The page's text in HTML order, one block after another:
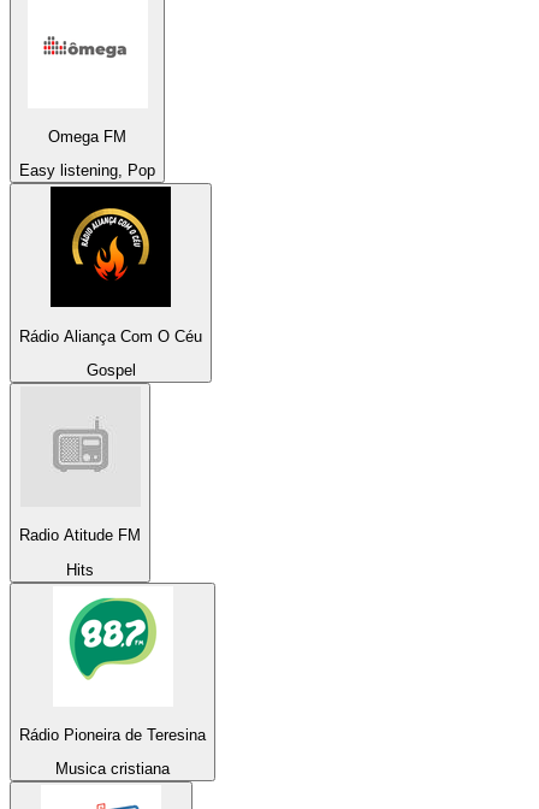
Omega FM
Easy listening, Pop
Rádio Aliança Com O Céu
Gospel
Radio Atitude FM
Hits
Rádio Pioneira de Teresina
Musica cristiana